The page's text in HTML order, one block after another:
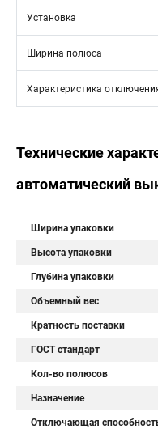
Установка
Ширина полюса
Характеристика
Технические
автоматический
Ширина упаковки
Высота упаковки
Глубина упаковки
Объемный вес
Кратность поставки
ГОСТ стандарт
Кол-во полюсов
Назначение
Отключающая